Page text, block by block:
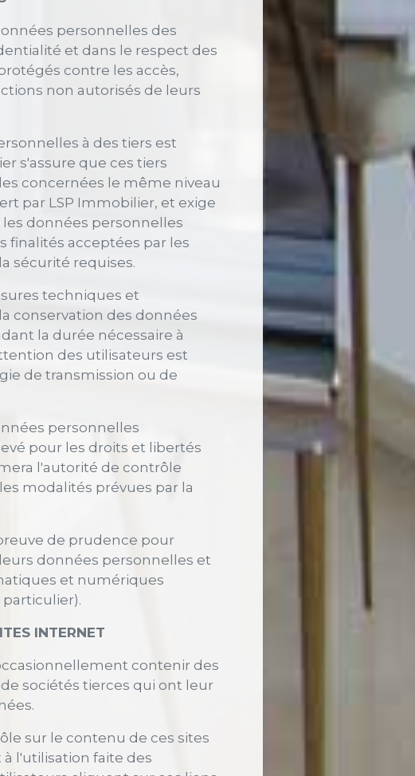
personnelles des
et dans le respect des
contre les accès,
non autorisés de leurs
à des tiers est
s'assure que ces tiers
concernées le même niveau
par LSP Immobilier, et exige
données personnelles
finalités acceptées par les
sécurité requises.
techniques et
conservation des données
la durée nécessaire à
des utilisateurs est
de transmission ou de
personnelles
pour les droits et libertés
l'autorité de contrôle
modalités prévues par la
de prudence pour
données personnelles et
et numériques
INTERNET
contenir des
sociétés tierces qui ont leur
sur le contenu de ces sites
l'utilisation faite des